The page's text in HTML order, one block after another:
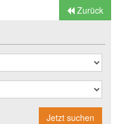
Zurück
Jetzt suchen